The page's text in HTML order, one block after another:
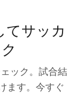
てサッカ
ック。試合結
ます。今すぐ